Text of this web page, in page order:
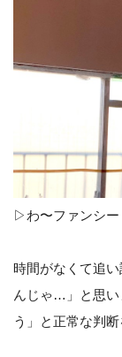
▷わ〜ファンシー
時間がなくて追
んじゃ…」と思い
う」と正常な判